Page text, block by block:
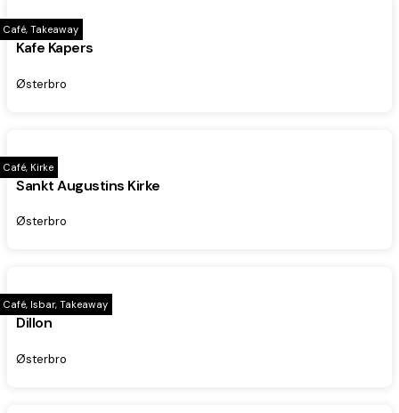
Café, Takeaway
Kafe Kapers
Østerbro
Café, Kirke
Sankt Augustins Kirke
Østerbro
Café, Isbar, Takeaway
Dillon
Østerbro